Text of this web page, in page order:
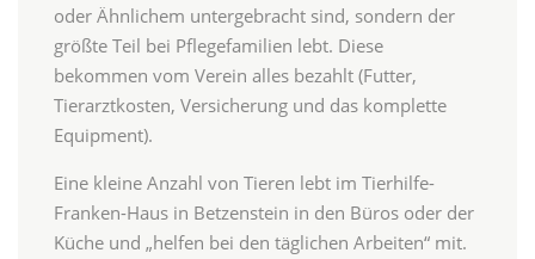
oder Ähnlichem untergebracht sind, sondern der
größte Teil bei Pflegefamilien lebt. Diese
bekommen vom Verein alles bezahlt (Futter,
Tierarztkosten, Versicherung und das komplette
Equipment).
Eine kleine Anzahl von Tieren lebt im Tierhilfe-
Franken-Haus in Betzenstein in den Büros oder der
Küche und „helfen bei den täglichen Arbeiten“ mit.